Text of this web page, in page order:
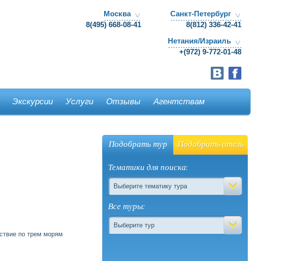
Москва
8(495) 668-08-41
Санкт-Петербург
8(812) 336-42-41
Нетания/Израиль
+(972) 9-772-01-48
Экскурсии Услуги Отзывы Агентствам
Подобрать тур Подобрать отель
Тематики для поиска:
Выберите тематику тура
Все туры:
Выберите тур